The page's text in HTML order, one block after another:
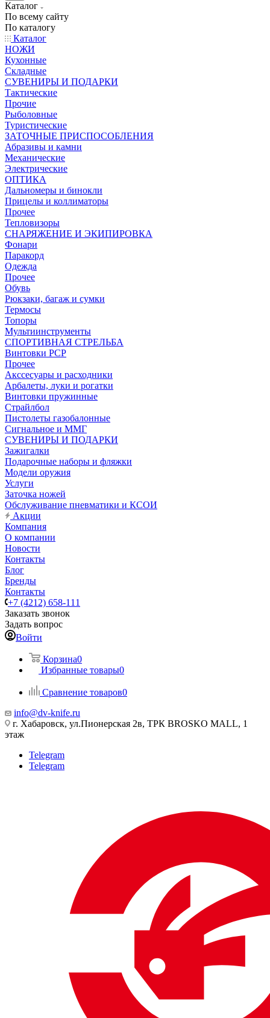
Каталог
По всему сайту
По каталогу
Каталог
НОЖИ
Кухонные
Складные
СУВЕНИРЫ И ПОДАРКИ
Тактические
Прочие
Рыболовные
Туристические
ЗАТОЧНЫЕ ПРИСПОСОБЛЕНИЯ
Абразивы и камни
Механические
Электрические
ОПТИКА
Дальномеры и бинокли
Прицелы и коллиматоры
Прочее
Тепловизоры
СНАРЯЖЕНИЕ И ЭКИПИРОВКА
Фонари
Паракорд
Одежда
Прочее
Обувь
Рюкзаки, багаж и сумки
Термосы
Топоры
Мультиинструменты
СПОРТИВНАЯ СТРЕЛЬБА
Винтовки PCP
Прочее
Акссесуары и расходники
Арбалеты, луки и рогатки
Винтовки пружинные
Страйлбол
Пистолеты газобалонные
Сигнальное и ММГ
СУВЕНИРЫ И ПОДАРКИ
Зажигалки
Подарочные наборы и фляжки
Модели оружия
Услуги
Заточка ножей
Обслуживание пневматики и КСОИ
Акции
Компания
О компании
Новости
Контакты
Блог
Бренды
Контакты
+7 (4212) 658-111
Заказать звонок
Задать вопрос
Войти
Корзина0
Избранные товары0
Сравнение товаров0
info@dv-knife.ru
г. Хабаровск, ул.Пионерская 2в, ТРК BROSKO MALL, 1
этаж
Telegram
Telegram